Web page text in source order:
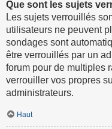
Que sont les sujets
Les sujets verrouillés
utilisateurs ne peuvent
sondages sont
être verrouillés par un
forum pour de multiples
verrouiller vos propres
administrateurs.
Haut